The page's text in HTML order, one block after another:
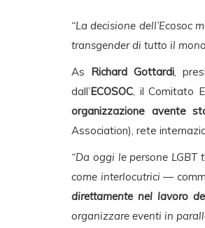
“La decisione dell’Ecosoc
transgender di tutto il
As Richard Gottardi,
dall’ECOSOC, il Comitato
organizzazione avente
Association), rete
“Da oggi le persone
come interlocutrici —
direttamente nel lavoro
organizzare eventi in